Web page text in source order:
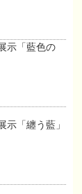
示「藍色の
示「纏う藍」